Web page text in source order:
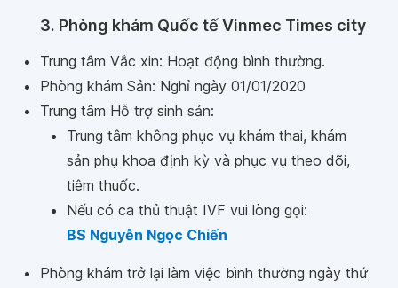
3. Phòng khám Quốc tế Vinmec Times city
Trung tâm Vắc xin: Hoạt động bình thường.
Phòng khám Sản: Nghỉ ngày 01/01/2020
Trung tâm Hỗ trợ sinh sản:
Trung tâm không phục vụ khám thai, khám
sản phụ khoa định kỳ và phục vụ theo dõi,
tiêm thuốc.
Nếu có ca thủ thuật IVF vui lòng gọi:
BS Nguyễn Ngọc Chiến
Phòng khám trở lại làm việc bình thường ngày thứ